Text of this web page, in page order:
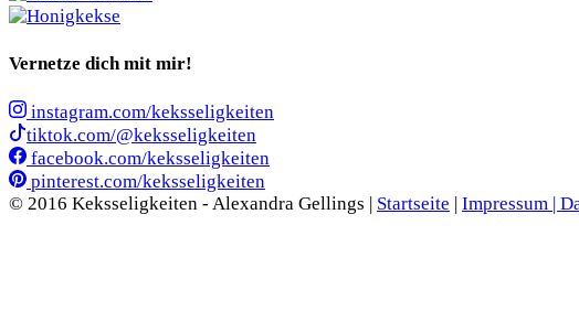
Vernetze dich mit mir!
instagram.com/keksseligkeiten
tiktok.com/@keksseligkeiten
facebook.com/keksseligkeiten
pinterest.com/keksseligkeiten
© 2016 Keksseligkeiten - Alexandra Gellings | Startseite | Impressum |